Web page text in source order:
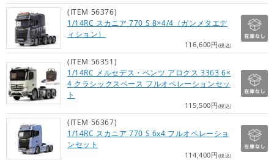
(ITEM 56376)
1/14RC スカニア 770 S 8×4/4（ガンメタエデ
ィション）
116,600円(税込)
(ITEM 56351)
1/14RC メルセデス・ベンツ アロクス 3363 6×
4 クラシックスペース フルオペレーションセッ
ト
115,500円(税込)
(ITEM 56367)
1/14RC スカニア 770 S 6x4 フルオペレーショ
ンセット
114,400円(税込)